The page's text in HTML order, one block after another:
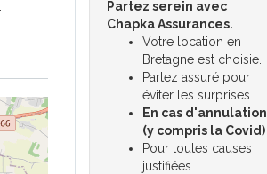
Partez serein avec
Chapka Assurances.
Votre location en
Bretagne est choisie.
Partez assuré pour
éviter les surprises.
En cas d'annulation
(y compris la Covid)
Pour toutes causes
justifiées.